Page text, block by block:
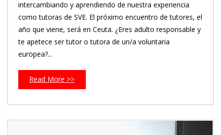
intercambiando y aprendiendo de nuestra experiencia
como tutoras de SVE. El próximo encuentro de tutores, el
año que viene, será en Ceuta. ¿Eres adulto responsable y
te apetece ser tutor o tutora de un/a voluntaria
europea?...
Read More >>